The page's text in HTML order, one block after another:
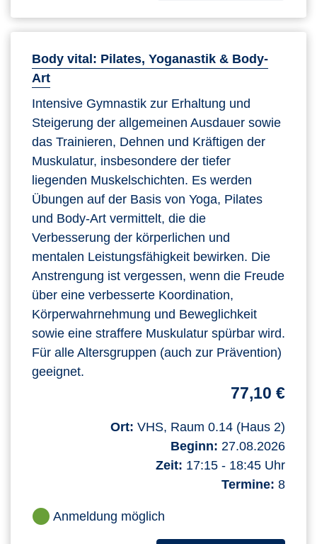
Body vital: Pilates, Yoganastik & Body-
Art
Intensive Gymnastik zur Erhaltung und
Steigerung der allgemeinen Ausdauer sowie
das Trainieren, Dehnen und Kräftigen der
Muskulatur, insbesondere der tiefer
liegenden Muskelschichten. Es werden
Übungen auf der Basis von Yoga, Pilates
und Body-Art vermittelt, die die
Verbesserung der körperlichen und
mentalen Leistungsfähigkeit bewirken. Die
Anstrengung ist vergessen, wenn die Freude
über eine verbesserte Koordination,
Körperwahrnehmung und Beweglichkeit
sowie eine straffere Muskulatur spürbar wird.
Für alle Altersgruppen (auch zur Prävention)
geeignet.
77,10 €
Ort: VHS, Raum 0.14 (Haus 2)
Beginn: 27.08.2026
Zeit: 17:15 - 18:45 Uhr
Termine: 8
Anmeldung möglich